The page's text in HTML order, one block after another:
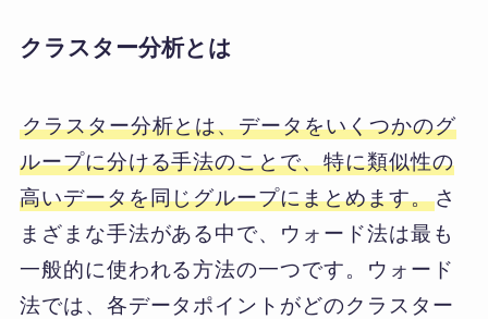
クラスター分析とは
クラスター分析とは、データをいくつかのグ
ループに分ける手法のことで、特に類似性の
高いデータを同じグループにまとめます。さ
まざまな手法がある中で、ウォード法は最も
一般的に使われる方法の一つです。ウォード
法では、各データポイントがどのクラスター